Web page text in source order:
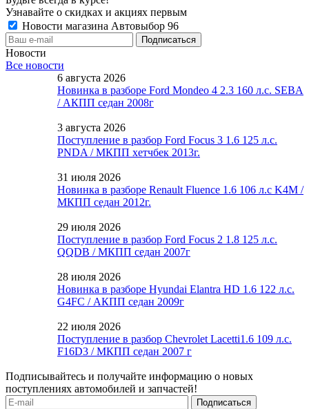
Узнавайте о скидках и акциях первым
Новости магазина Автовыбор 96
Новости
Все новости
6 августа 2026
Новинка в разборе Ford Mondeo 4 2.3 160 л.с. SEBA
/ АКПП седан 2008г
3 августа 2026
Поступление в разбор Ford Focus 3 1.6 125 л.с.
PNDA / МКПП хетчбек 2013г.
31 июля 2026
Новинка в разборе Renault Fluence 1.6 106 л.с K4M /
МКПП седан 2012г.
29 июля 2026
Поступление в разбор Ford Focus 2 1.8 125 л.с.
QQDB / МКПП седан 2007г
28 июля 2026
Новинка в разборе Hyundai Elantra HD 1.6 122 л.с.
G4FC / АКПП седан 2009г
22 июля 2026
Поступление в разбор Chevrolet Lacetti1.6 109 л.с.
F16D3 / МКПП седан 2007 г
Подписывайтесь и получайте информацию о новых
поступлениях автомобилей и запчастей!